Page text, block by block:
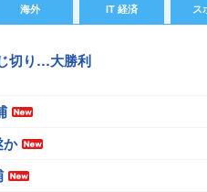
海外 IT 経済 ス
切り…大勝利
か